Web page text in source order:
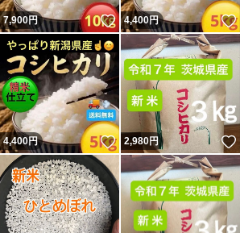
7,900円 いいね！
4,400円
4,400円 いいね！
2,980円